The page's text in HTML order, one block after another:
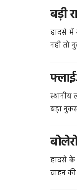
बड़ी
हादसे में
नहीं तो
स्थानीय
बड़ा
हादसे के
वाहन